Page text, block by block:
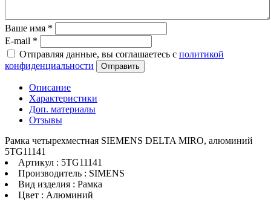
Ваше имя *
E-mail *
Отправляя данные, вы соглашаетесь с политикой
конфиденциальности
Отправить
Описание
Характеристики
Доп. материалы
Отзывы
Рамка четырехместная SIEMENS DELTA MIRO, алюминий
5TG11141
Артикул : 5TG11141
Производитель : SIMENS
Вид изделия : Рамка
Цвет : Алюминий